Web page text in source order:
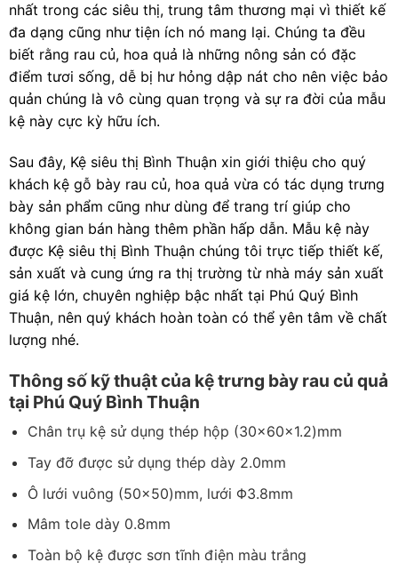
nhất trong các siêu thị, trung tâm thương mại vì thiết kế
đa dạng cũng như tiện ích nó mang lại. Chúng ta đều
biết rằng rau củ, hoa quả là những nông sản có đặc
điểm tươi sống, dễ bị hư hỏng dập nát cho nên việc bảo
quản chúng là vô cùng quan trọng và sự ra đời của mẫu
kệ này cực kỳ hữu ích.
Sau đây, Kệ siêu thị Bình Thuận xin giới thiệu cho quý
khách kệ gỗ bày rau củ, hoa quả vừa có tác dụng trưng
bày sản phẩm cũng như dùng để trang trí giúp cho
không gian bán hàng thêm phần hấp dẫn. Mẫu kệ này
được Kệ siêu thị Bình Thuận chúng tôi trực tiếp thiết kế,
sản xuất và cung ứng ra thị trường từ nhà máy sản xuất
giá kệ lớn, chuyên nghiệp bậc nhất tại Phú Quý Bình
Thuận, nên quý khách hoàn toàn có thể yên tâm về chất
lượng nhé.
Thông số kỹ thuật của kệ trưng bày rau củ quả
tại Phú Quý Bình Thuận
Chân trụ kệ sử dụng thép hộp (30x60x1.2)mm
Tay đỡ được sử dụng thép dày 2.0mm
Ô lưới vuông (50×50)mm, lưới Φ3.8mm
Mâm tole dày 0.8mm
Toàn bộ kệ được sơn tĩnh điện màu trắng